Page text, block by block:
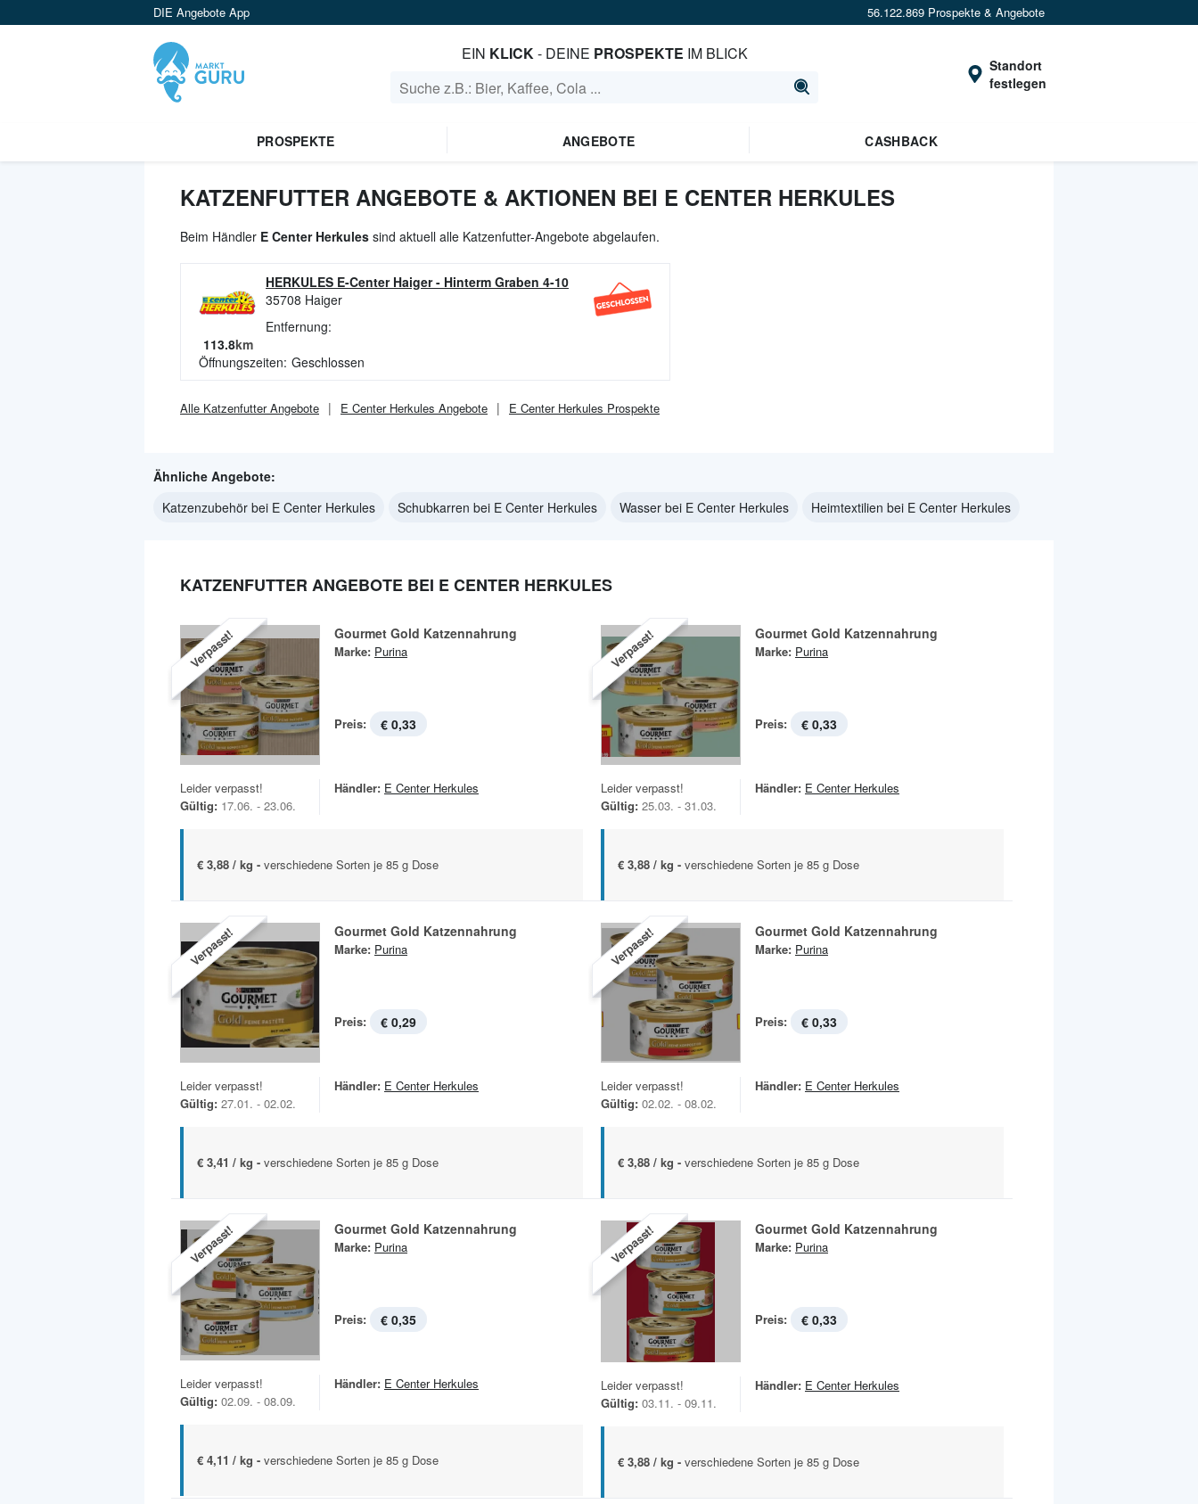
DIE Angebote App 56.122.869 Prospekte & Angebote
EIN KLICK- DEINE PROSPEKTE IM BLICK
Standort
festlegen
PROSPEKTE ANGEBOTE CASHBACK
KATZENFUTTER ANGEBOTE & AKTIONEN BEI E CENTER HERKULES
Beim Händler E Center Herkules sind aktuell alle Katzenfutter-Angebote abgelaufen.
HERKULES E-Center Haiger- Hinterm Graben 4-10
35708 Haiger
Entfernung:
113.8km
Öffnungszeiten: Geschlossen
Alle KatzenfutterAngebote E Center Herkules Angebote E Center Herkules Prospekte
Ähnliche Angebote:
Katzenzubehör bei E Center Herkules
Schubkarren bei E Center Herkules Wasser bei E Center Herkules Heimtextilien bei E Center Herkules
KATZENFUTTER ANGEBOTE BEI E CENTER HERKULES
Verpasst! Gourmet Gold Katzennahrung
Marke: Purina
Preis: € 0,33
Leider verpasst!
Gültig: 17.06. - 23.06.
Händler: E Center Herkules
€ 3,88 / kg - verschiedene Sorten je 85 g Dose
Verpasst! Gourmet Gold Katzennahrung
Marke: Purina
Preis: € 0,33
Leider verpasst!
Gültig: 25.03. - 31.03.
Händler: E Center Herkules
€ 3,88 / kg - verschiedene Sorten je 85 g Dose
Verpasst! Gourmet Gold Katzennahrung
Marke: Purina
Preis: € 0,29
Leider verpasst!
Gültig: 27.01. - 02.02.
Händler: E Center Herkules
€ 3,41 / kg - verschiedene Sorten je 85 g Dose
Verpasst! Gourmet Gold Katzennahrung
Marke: Purina
Preis: € 0,33
Leider verpasst!
Gültig: 02.02. - 08.02.
Händler: E Center Herkules
€ 3,88 / kg - verschiedene Sorten je 85 g Dose
Verpasst! Gourmet Gold Katzennahrung
Marke: Purina
Preis: € 0,35
Leider verpasst!
Gültig: 02.09. - 08.09.
Händler: E Center Herkules
€ 4,11 / kg - verschiedene Sorten je 85 g Dose
Verpasst! Gourmet Gold Katzennahrung
Marke: Purina
Preis: € 0,33
Leider verpasst!
Gültig: 03.11. - 09.11.
Händler: E Center Herkules
€ 3,88 / kg - verschiedene Sorten je 85 g Dose